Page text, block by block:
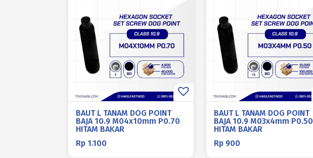
BAUT L TANAM DOG POINT
BAJA 10.9 M04x10mm P0.70
HITAM BAKAR
Rp 1.100
BAUT L TANAM DOG POINT
BAJA 10.9 M03x4mm P0.50
HITAM BAKAR
Rp 900